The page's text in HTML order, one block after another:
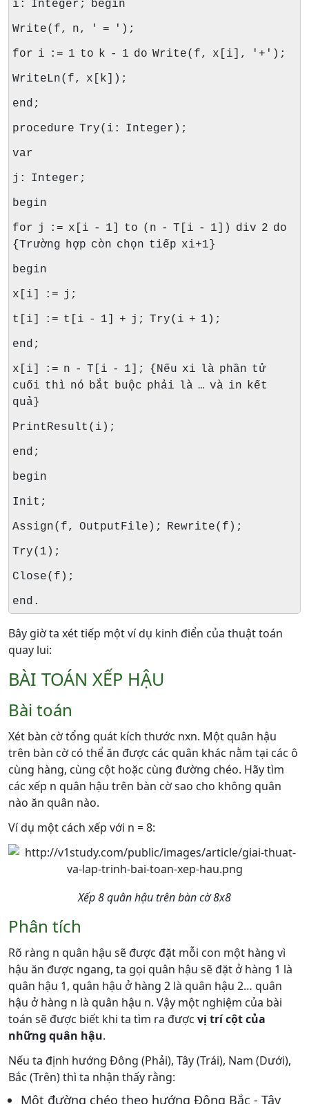
i: Integer; begin
Write(f, n, ' = ');
for i := 1 to k - 1 do Write(f, x[i], '+');
WriteLn(f, x[k]);
end;
procedure Try(i: Integer);
var
j: Integer;
begin
for j := x[i - 1] to (n - T[i - 1]) div 2 do
{Trường hợp còn chọn tiếp xi+1}
begin
x[i] := j;
t[i] := t[i - 1] + j; Try(i + 1);
end;
x[i] := n - T[i - 1]; {Nếu xi là phần tử
cuối thì nó bắt buộc phải là … và in kết
quả}
PrintResult(i);
end;
begin
Init;
Assign(f, OutputFile); Rewrite(f);
Try(1);
Close(f);
end.
Bây giờ ta xét tiếp một ví dụ kinh điển của thuật toán
quay lui:
BÀI TOÁN XẾP HẬU
Bài toán
Xét bàn cờ tổng quát kích thước nxn. Một quân hậu
trên bàn cờ có thể ăn được các quân khác nằm tại các ô
cùng hàng, cùng cột hoặc cùng đường chéo. Hãy tìm
các xếp n quân hậu trên bàn cờ sao cho không quân
nào ăn quân nào.
Ví dụ một cách xếp với n = 8:
Xếp 8 quân hậu trên bàn cờ 8x8
Phân tích
Rõ ràng n quân hậu sẽ được đặt mỗi con một hàng vì
hậu ăn được ngang, ta gọi quân hậu sẽ đặt ở hàng 1 là
quân hậu 1, quân hậu ở hàng 2 là quân hậu 2… quân
hậu ở hàng n là quân hậu n. Vậy một nghiệm của bài
toán sẽ được biết khi ta tìm ra được vị trí cột của
những quân hậu.
Nếu ta định hướng Đông (Phải), Tây (Trái), Nam (Dưới),
Bắc (Trên) thì ta nhận thấy rằng:
Một đường chéo theo hướng Đông Bắc - Tây